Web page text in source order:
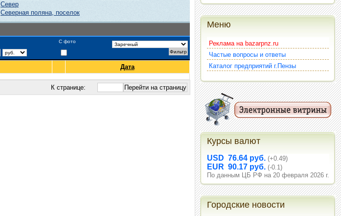
Север
Северная поляна, поселок
С фото
Дата
К странице:
Меню
Реклама на bazarpnz.ru
Частые вопросы и ответы
Каталог предприятий г.Пензы
Курсы валют
USD 76.64 руб. (+0.49)
EUR 90.17 руб. (-0.1)
По данным ЦБ РФ на 20 февраля 2026 г.
Городские новости